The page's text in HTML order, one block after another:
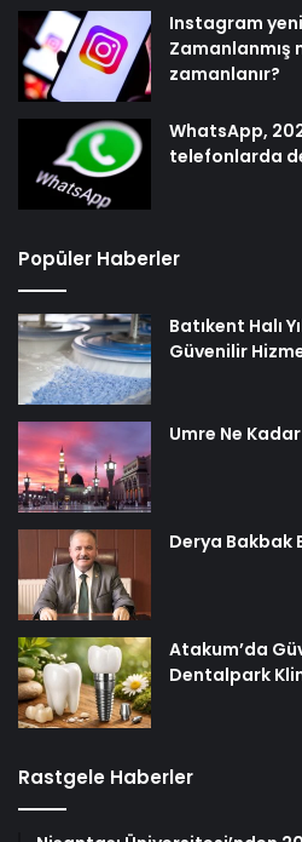
Instagram
Zamanlanmış
zamanlanır?
WhatsApp,
telefonlarda
Popüler Haberler
Batıkent Halı
Güvenilir
Umre Ne Kadar
Derya Bakbak
Atakum’da
Dentalpark
Rastgele Haberler